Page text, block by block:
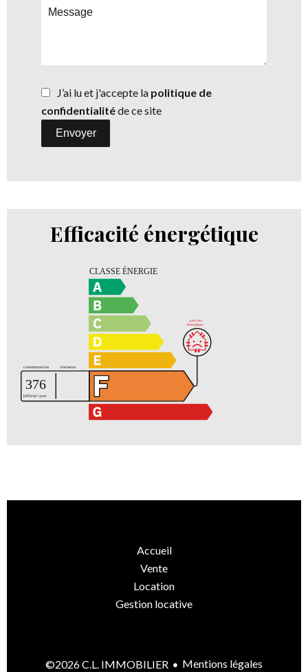
J’ai lu et j'accepte la politique de
confidentialitéde ce site
Envoyer
Efficacité énergétique
Accueil
Vente
Location
Gestion locative
©2026 C.L. IMMOBILIER Mentions légales